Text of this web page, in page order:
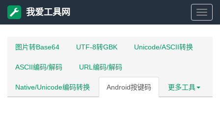
我
我爱工具网
图片转Base64 UTF-8转GBK Unicode/ASCII转换
ASCII编码/解码 URL编码/解码
Native/Unicode编码转换 Android按键码 更多工具